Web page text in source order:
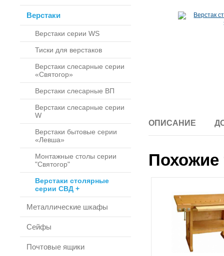
Верстаки
Верстаки серии WS
Тиски для верстаков
Верстаки слесарные серии
«Святогор»
Верстаки слесарные ВП
Верстаки слесарные серии
W
Верстаки бытовые серии
«Левша»
Монтажные столы серии
"Святогор"
Верстаки столярные
серии СВД +
Металлические шкафы
Сейфы
Почтовые ящики
ОПИСАНИЕ